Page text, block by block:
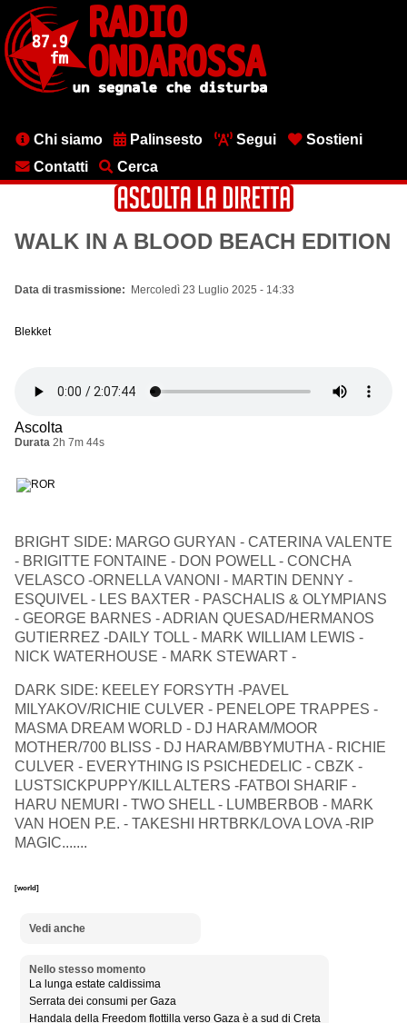
contenuto
principale
MenuChi siamo Palinsesto Segui
Sostieni
Contatti
Cerca
WALK IN A BLOOD BEACH EDITION
Data di trasmissione Mercoledì 23 Luglio 2025 - 14:33
Blekket
Ascolta
Durata 2h 7m 44s
BRIGHT SIDE: MARGO GURYAN - CATERINA VALENTE
- BRIGITTE FONTAINE - DON POWELL - CONCHA
VELASCO -ORNELLA VANONI - MARTIN DENNY -
ESQUIVEL - LES BAXTER - PASCHALIS & OLYMPIANS
- GEORGE BARNES - ADRIAN QUESAD/HERMANOS
GUTIERREZ -DAILY TOLL - MARK WILLIAM LEWIS -
NICK WATERHOUSE - MARK STEWART -
DARK SIDE: KEELEY FORSYTH -PAVEL
MILYAKOV/RICHIE CULVER - PENELOPE TRAPPES -
MASMA DREAM WORLD - DJ HARAM/MOOR
MOTHER/700 BLISS - DJ HARAM/BBYMUTHA - RICHIE
CULVER - EVERYTHING IS PSICHEDELIC - CBZK -
LUSTSICKPUPPY/KILL ALTERS -FATBOI SHARIF -
HARU NEMURI - TWO SHELL - LUMBERBOB - MARK
VAN HOEN P.E. - TAKESHI HRTBRK/LOVA LOVA -RIP
MAGIC.......
[world]
Vedi anche
Nello stesso momento
La lunga estate caldissima
Serrata dei consumi per Gaza
Handala della Freedom flottilla verso Gaza è a sud di Creta